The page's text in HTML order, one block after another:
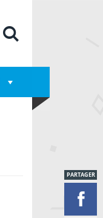
PARTAGER